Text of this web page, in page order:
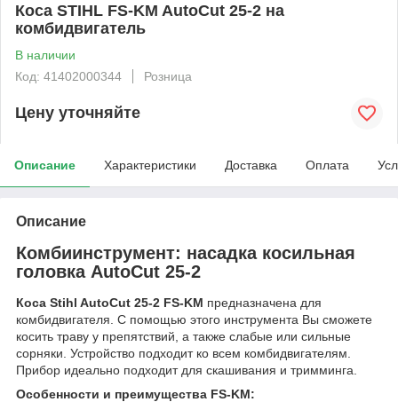
Коса STIHL FS-KM AutoCut 25-2 на
комбидвигатель
В наличии
Код: 41402000344
Розница
Цену уточняйте
Описание Характеристики Доставка Оплата
Описание
Комбиинструмент: насадка косильная
головка AutoCut 25-2
Коса Stihl AutoCut 25-2 FS-KM предназначена для
комбидвигателя. С помощью этого инструмента Вы сможете
косить траву у препятствий, а также слабые или сильные
сорняки. Устройство подходит ко всем комбидвигателям.
Прибор идеально подходит для скашивания и тримминга.
Особенности и преимущества FS-KM: